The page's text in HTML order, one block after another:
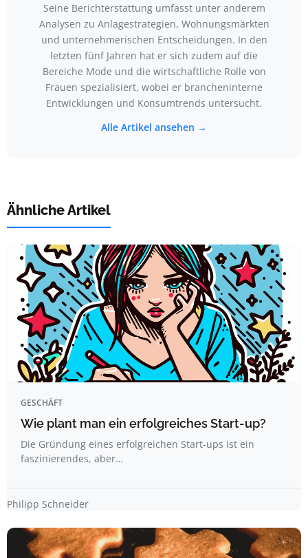
Seine Berichterstattung umfasst unter anderem
Analysen zu Anlagestrategien, Wohnungsmärkten
und unternehmerischen Entscheidungen. In den
letzten fünf Jahren hat er sich zudem auf die
Bereiche Mode und die wirtschaftliche Rolle von
Frauen spezialisiert, wobei er brancheninterne
Entwicklungen und Konsumtrends untersucht.
Alle Artikel ansehen →
Ähnliche Artikel
GESCHÄFT
Wie plant man ein erfolgreiches Start-up?
Die Gründung eines erfolgreichen Start-ups ist ein
faszinierendes, aber…
Philipp Schneider